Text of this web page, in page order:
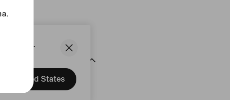
States.
United States